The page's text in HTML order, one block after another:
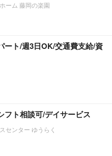
ーム 藤岡の楽園
ート/週3日OK/交通費支給/資
フト相談可/デイサービス
センター ゆうらく